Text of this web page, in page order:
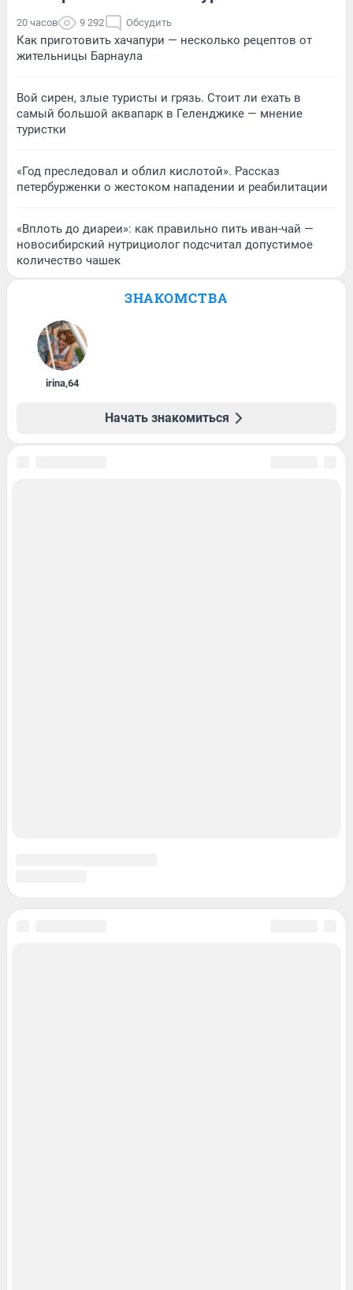
20 часов 9 292 Обсудить
Как приготовить хачапури — несколько рецептов от
жительницы Барнаула
Вой сирен, злые туристы и грязь. Стоит ли ехать в
самый большой аквапарк в Геленджике — мнение
туристки
«Год преследовал и облил кислотой». Рассказ
петербурженки о жестоком нападении и реабилитации
«Вплоть до диареи»: как правильно пить иван-чай —
новосибирский нутрициолог подсчитал допустимое
количество чашек
ЗНАКОМСТВА
irina,64
Начать знакомиться